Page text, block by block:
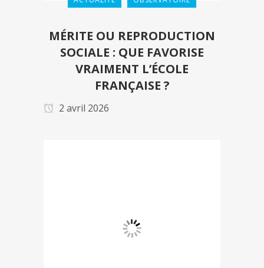
MÉRITE OU REPRODUCTION
SOCIALE : QUE FAVORISE
VRAIMENT L’ÉCOLE
FRANÇAISE ?
2 avril 2026